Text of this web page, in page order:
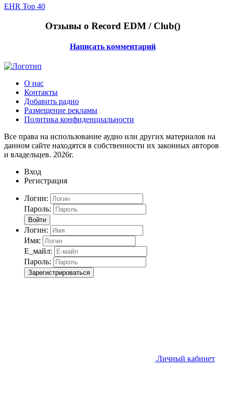
EHR Top 40
Отзывы о Record EDM / Club()
Написать комментарий
О нас
Контакты
Добавить радио
Размещение рекламы
Политика конфиденциальности
Все права на использование аудио или других материалов на
данном сайте находятся в собственности их законных авторов
и владельцев. 2026г.
Вход
Регистрация
Логин:
Пароль:
Войти
Логин:
Имя:
Е_майл:
Пароль:
Зарегистрироваться
Личный кабинет